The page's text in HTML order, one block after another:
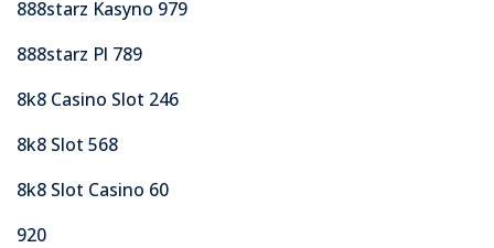
888starz Kasyno 979
888starz Pl 789
8k8 Casino Slot 246
8k8 Slot 568
8k8 Slot Casino 60
920